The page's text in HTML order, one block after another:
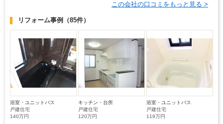
この会社の口コミをもっと見る >
リフォーム事例 （85件）
浴室・ユニットバス
戸建住宅
140万円
キッチン・台所
戸建住宅
120万円
浴室・ユニットバス
戸建住宅
119万円